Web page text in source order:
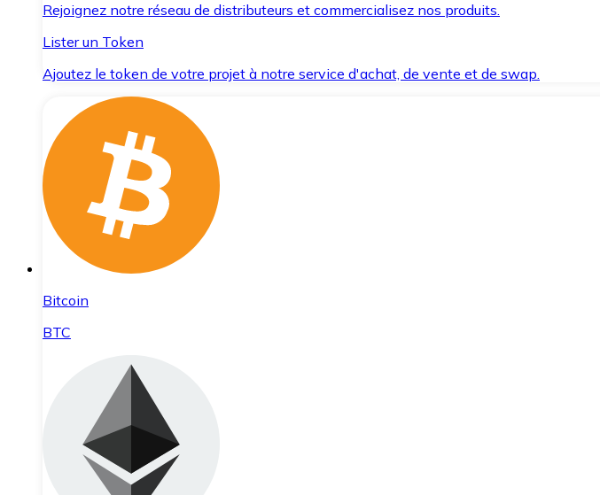
Rejoignez notre réseau de distributeurs et commercialisez nos produits.
Lister un Token
Ajoutez le token de votre projet à notre service d'achat, de vente et de swap.
Bitcoin
BTC